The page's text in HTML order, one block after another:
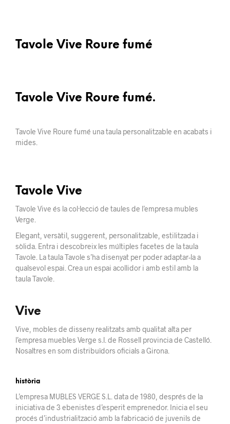
Tavole Vive Roure fumé
Tavole Vive Roure fumé.
Tavole Vive Roure fumé una taula personalitzable en acabats i
mides.
Tavole Vive
Tavole Vive és la col·lecció de taules de l’empresa mubles
Verge.
Elegant, versàtil, suggerent, personalitzable, estilitzada i
sòlida. Entra i descobreix les múltiples facetes de lataula
Tavole. La taula Tavole s’ha disenyat per poder adaptar-la a
qualsevol espai. Crea un espai acollidor i amb estil amb la
taula Tavole.
Vive
Vive, mobles de disseny realitzats amb qualitat alta per
l’empresa muebles Verge s.l. de Rossell provincia de Castelló.
Nosaltres en som distribuïdors oficials a Girona.
història
L’empresa MUBLES VERGE S.L. data de 1980, després de la
iniciativa de 3 ebenistes d’esperitemprenedor. Inicia el seu
procés d’industrialització amb la fabricació de juvenils de